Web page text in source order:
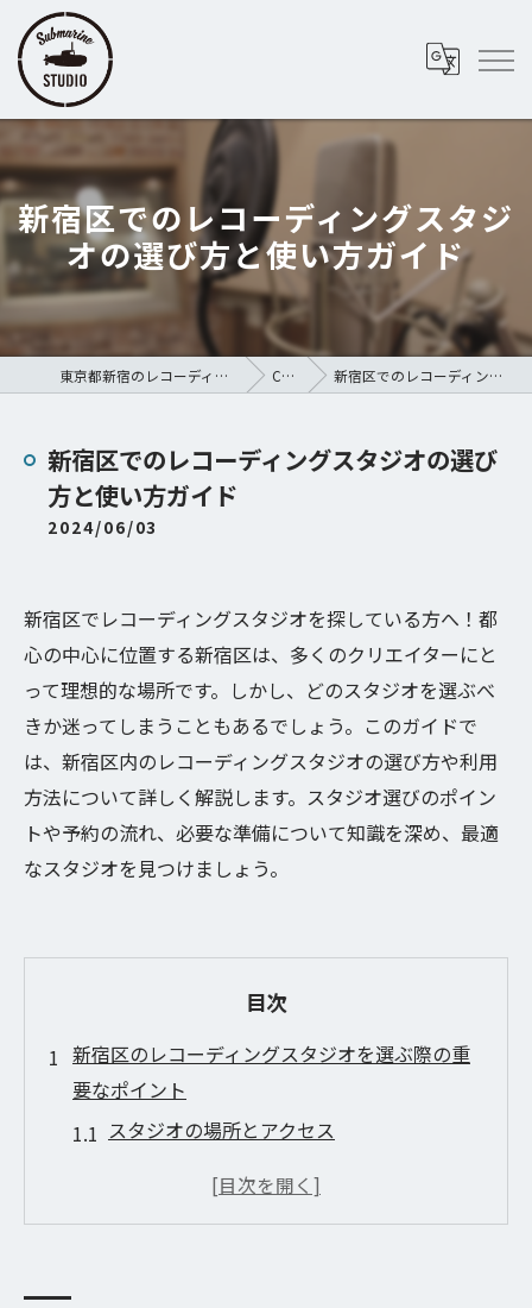
新宿区でのレコーディングスタジ
オの選び方と使い方ガイド
東京都新宿のレコーディングスタジオならSubmarine STUDIO COLUMN 新宿区でのレコーディングスタジオの選び方と使い方ガイド
新宿区でのレコーディングスタジオの選び
方と使い方ガイド
2024/06/03
新宿区でレコーディングスタジオを探している方へ！都
心の中心に位置する新宿区は、多くのクリエイターにと
って理想的な場所です。しかし、どのスタジオを選ぶべ
きか迷ってしまうこともあるでしょう。このガイドで
は、新宿区内のレコーディングスタジオの選び方や利用
方法について詳しく解説します。スタジオ選びのポイン
トや予約の流れ、必要な準備について知識を深め、最適
なスタジオを見つけましょう。
目次
新宿区のレコーディングスタジオを選ぶ際の重
要なポイント
スタジオの場所とアクセス
音響設備の質